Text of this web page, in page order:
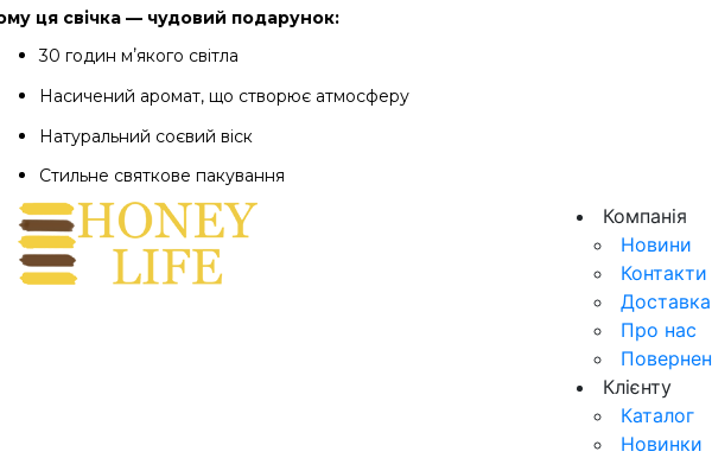
ця свічка — чудовий подарунок:
30 годин мʼякого світла
Насичений аромат, що створює атмосферу
Натуральний соєвий віск
Стильне святкове пакування
Компанія
Новини
Контакти
Про нас
Клієнту
Каталог
Новинки